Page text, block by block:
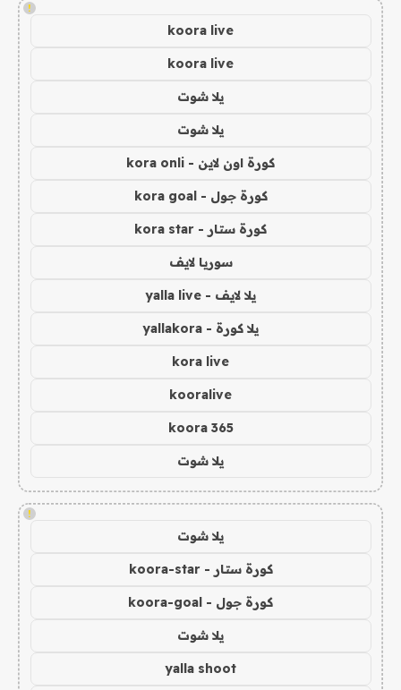
!
koora live
koora live
يلا شوت
يلا شوت
كورة اون لاين - kora onli
كورة جول - kora goal
كورة ستار - kora star
سوريا لايف
يلا لايف - yalla live
يلا كورة - yallakora
kora live
kooralive
koora 365
يلا شوت
!
يلا شوت
كورة ستار - koora-star
كورة جول - koora-goal
يلا شوت
yalla shoot